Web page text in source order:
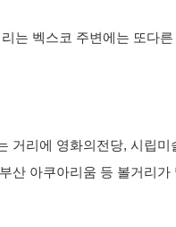
는 벡스코 주변에는 또다
거리에 영화의전당, 시립
산 아쿠아리움 등 볼거리가